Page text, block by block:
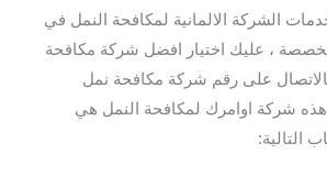
الشركة الالمانية لمكافحة النمل في
، عليك اختيار افضل شركة مكافحة
على رقم شركة مكافحة نمل
هذه شركة اوامرك لمكافحة النمل هي
التالية: